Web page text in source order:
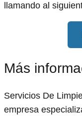
llamando al
Más
Servicios De
empresa